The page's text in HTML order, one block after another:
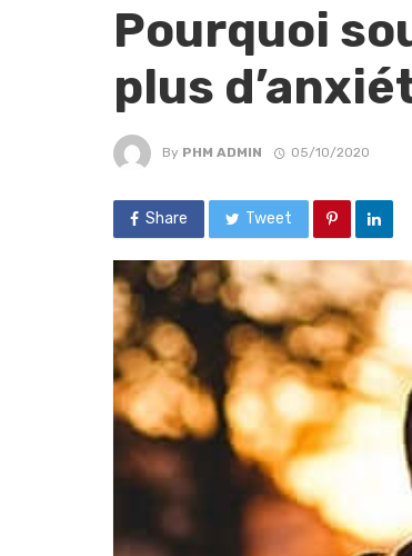
Pourquoi
plus
By PHM ADMIN 05/10/2020
Share Tweet